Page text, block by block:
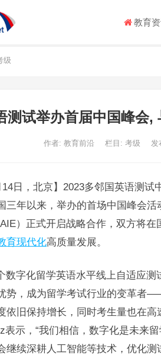
教育
级
测试举办首届中国峰会
作者: 教育前沿 栏目: 考级 发
14日，北京】2023多邻国英语测
三年以来，举办的首场中国峰会
）正式开启战略合作，双方将在
育现代化高质量发展。
数字化留学英语水平线上自适应
势，成为留学考试行业的变革者
依旧保持增长，同时考生量也在
表示，“我们相信，数字化是未来
继续深耕人工智能等技术，优化